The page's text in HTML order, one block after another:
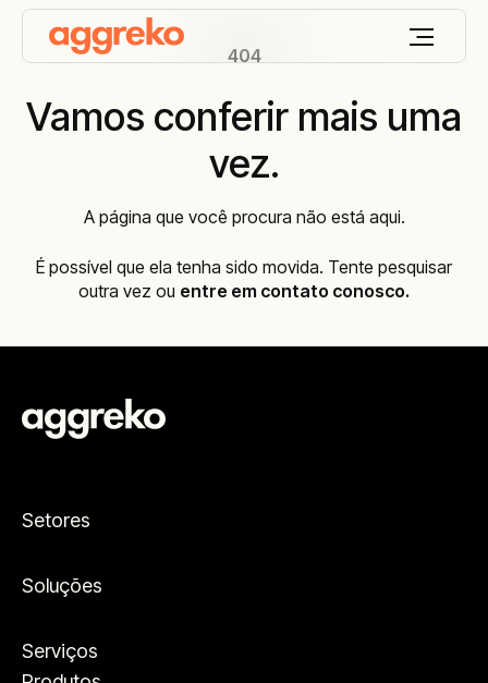
404
Vamos conferir mais uma
vez.
A página que você procura não está aqui.
É possível que ela tenha sido movida. Tente pesquisar
outra vez ou entre em contato conosco.
Setores
Soluções
Serviços